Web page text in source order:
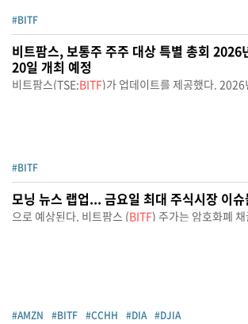
#BITF
비트팜스, 보통주 주주 대상 특별 총회 2026
20일 개최 예정
비트팜스(TSE:BITF )가 업데이트를 제공했다.
#BITF
모닝 뉴스 랩업... 금요일 최대 주식시장 이
으로 예상된다. 비트팜스 (BITF) 주가는 암호화폐 채
#AMZN #BITF #CCHH #DIA #DJIA